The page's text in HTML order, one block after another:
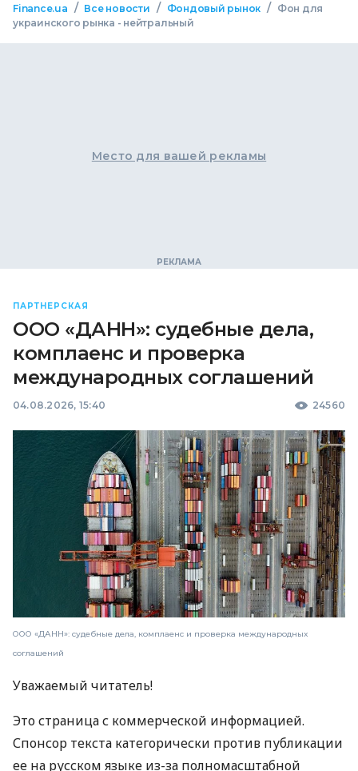
Finance.ua / Все новости / Фондовый рынок /
Фон для
украинского рынка - нейтральный
Место для вашей рекламы
ПАРТНЕРСКАЯ
ООО «ДАНН»: судебные дела,
комплаенс и проверка
международных соглашений
04.08.2026, 15:40 24560
ООО «ДАНН»: судебные дела, комплаенс и проверка международных
соглашений
Уважаемый читатель!
Это страница с коммерческой информацией.
Спонсор текста категорически против публикации
ее на русском языке из-за полномасштабной